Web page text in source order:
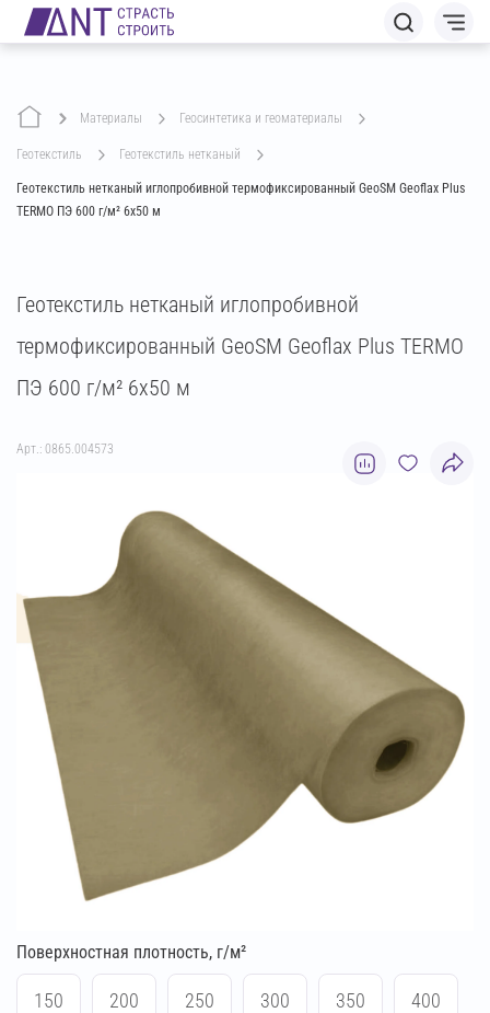
Материалы геосинтетика и геоматериалы
геотекстиль геотекстиль нетканый
Геотекстиль нетканый иглопробивной термофиксированный GeoSM Geoflax Plus
TERMO ПЭ 600 г/м² 6х50 м
Геотекстиль нетканый иглопробивной
термофиксированный GeoSM Geoflax Plus TERMO
ПЭ 600 г/м² 6х50 м
Арт.: 0865.004573
Поверхностная плотность, г/м²
150 200 250 300 350 400